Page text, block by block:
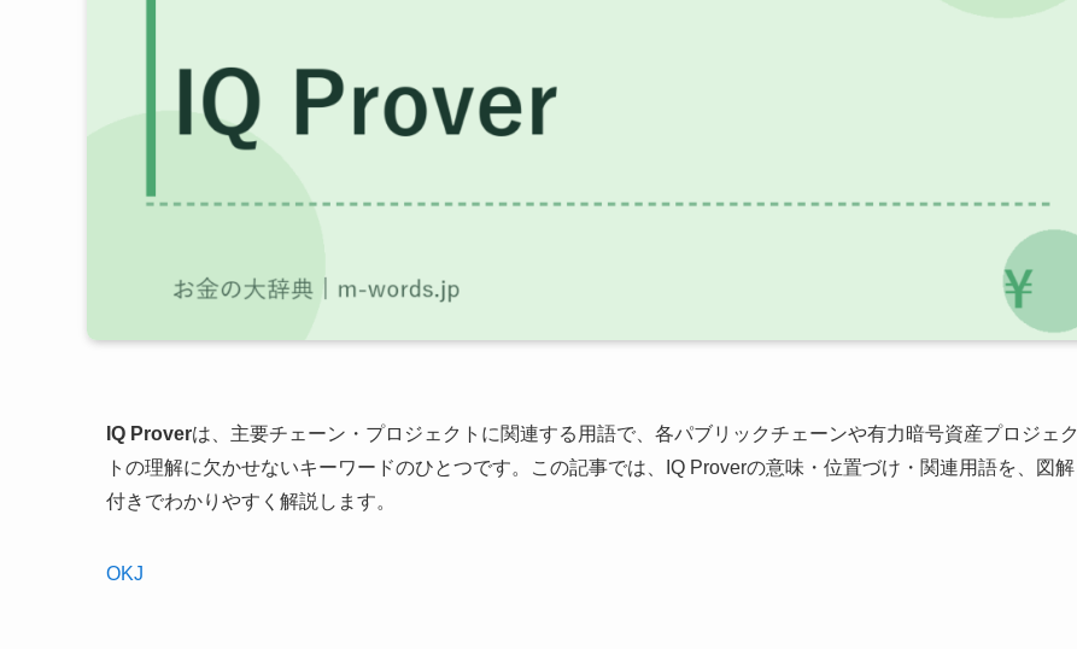
IQ Proverは、主要チェーン・プロジェクトに関連する用語で、各パブリックチェーンや有力暗号資産プロジェク
トの理解に欠かせないキーワードのひとつです。この記事では、IQ Proverの意味・位置づけ・関連用語を、図解
付きでわかりやすく解説します。
OKJ